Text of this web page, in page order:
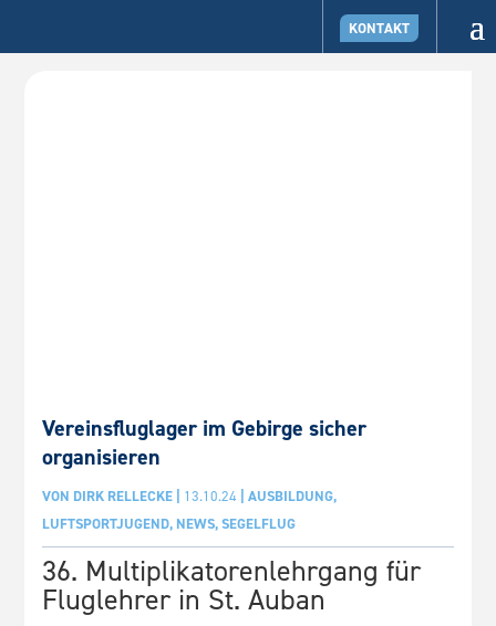
KONTAKT
Vereinsfluglager im Gebirge sicher
organisieren
VON DIRK RELLECKE 13.10.24 |AUSBILDUNG,
LUFTSPORTJUGEND, NEWS,SEGELFLUG
36. Multiplikatorenlehrgang für
Fluglehrer in St. Auban